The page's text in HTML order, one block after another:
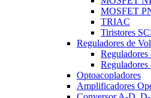
MOSFET
TRIAC
Tiristores
Reguladores de
Optoacopladores
Amplificadores